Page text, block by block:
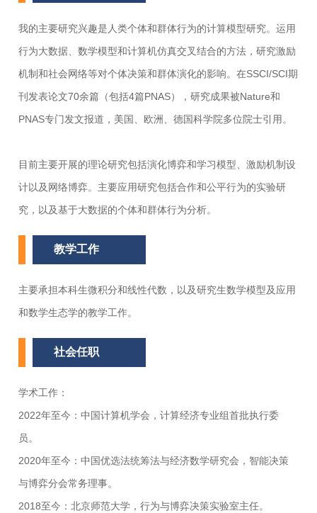
我的主要研究兴趣是人类个体和群体行为的计算模型研究。运用
行为大数据、数学模型和计算机仿真交叉结合的方法，研究激励
机制和社会网络等对个体决策和群体演化的影响。在SSCI/SCI期
刊发表论文70余篇（包括4篇PNAS），研究成果被Nature和
PNAS专门发文报道，美国、欧洲、德国科学院多位院士引用。
目前主要开展的理论研究包括演化博弈和学习模型、激励机制设
计以及网络博弈。主要应用研究包括合作和公平行为的实验研
究，以及基于大数据的个体和群体行为分析。
教学工作
主要承担本科生微积分和线性代数，以及研究生数学模型及应用
和数学生态学的教学工作。
社会任职
学术工作：
2022年至今：中国计算机学会，计算经济专业组首批执行委
员。
2020年至今：中国优选法统筹法与经济数学研究会，智能决策
与博弈分会常务理事。
2018至今：北京师范大学，行为与博弈决策实验室主任。